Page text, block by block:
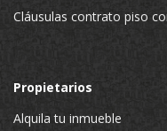
Cláusulas contrato piso
Propietarios
Alquila tu inmueble